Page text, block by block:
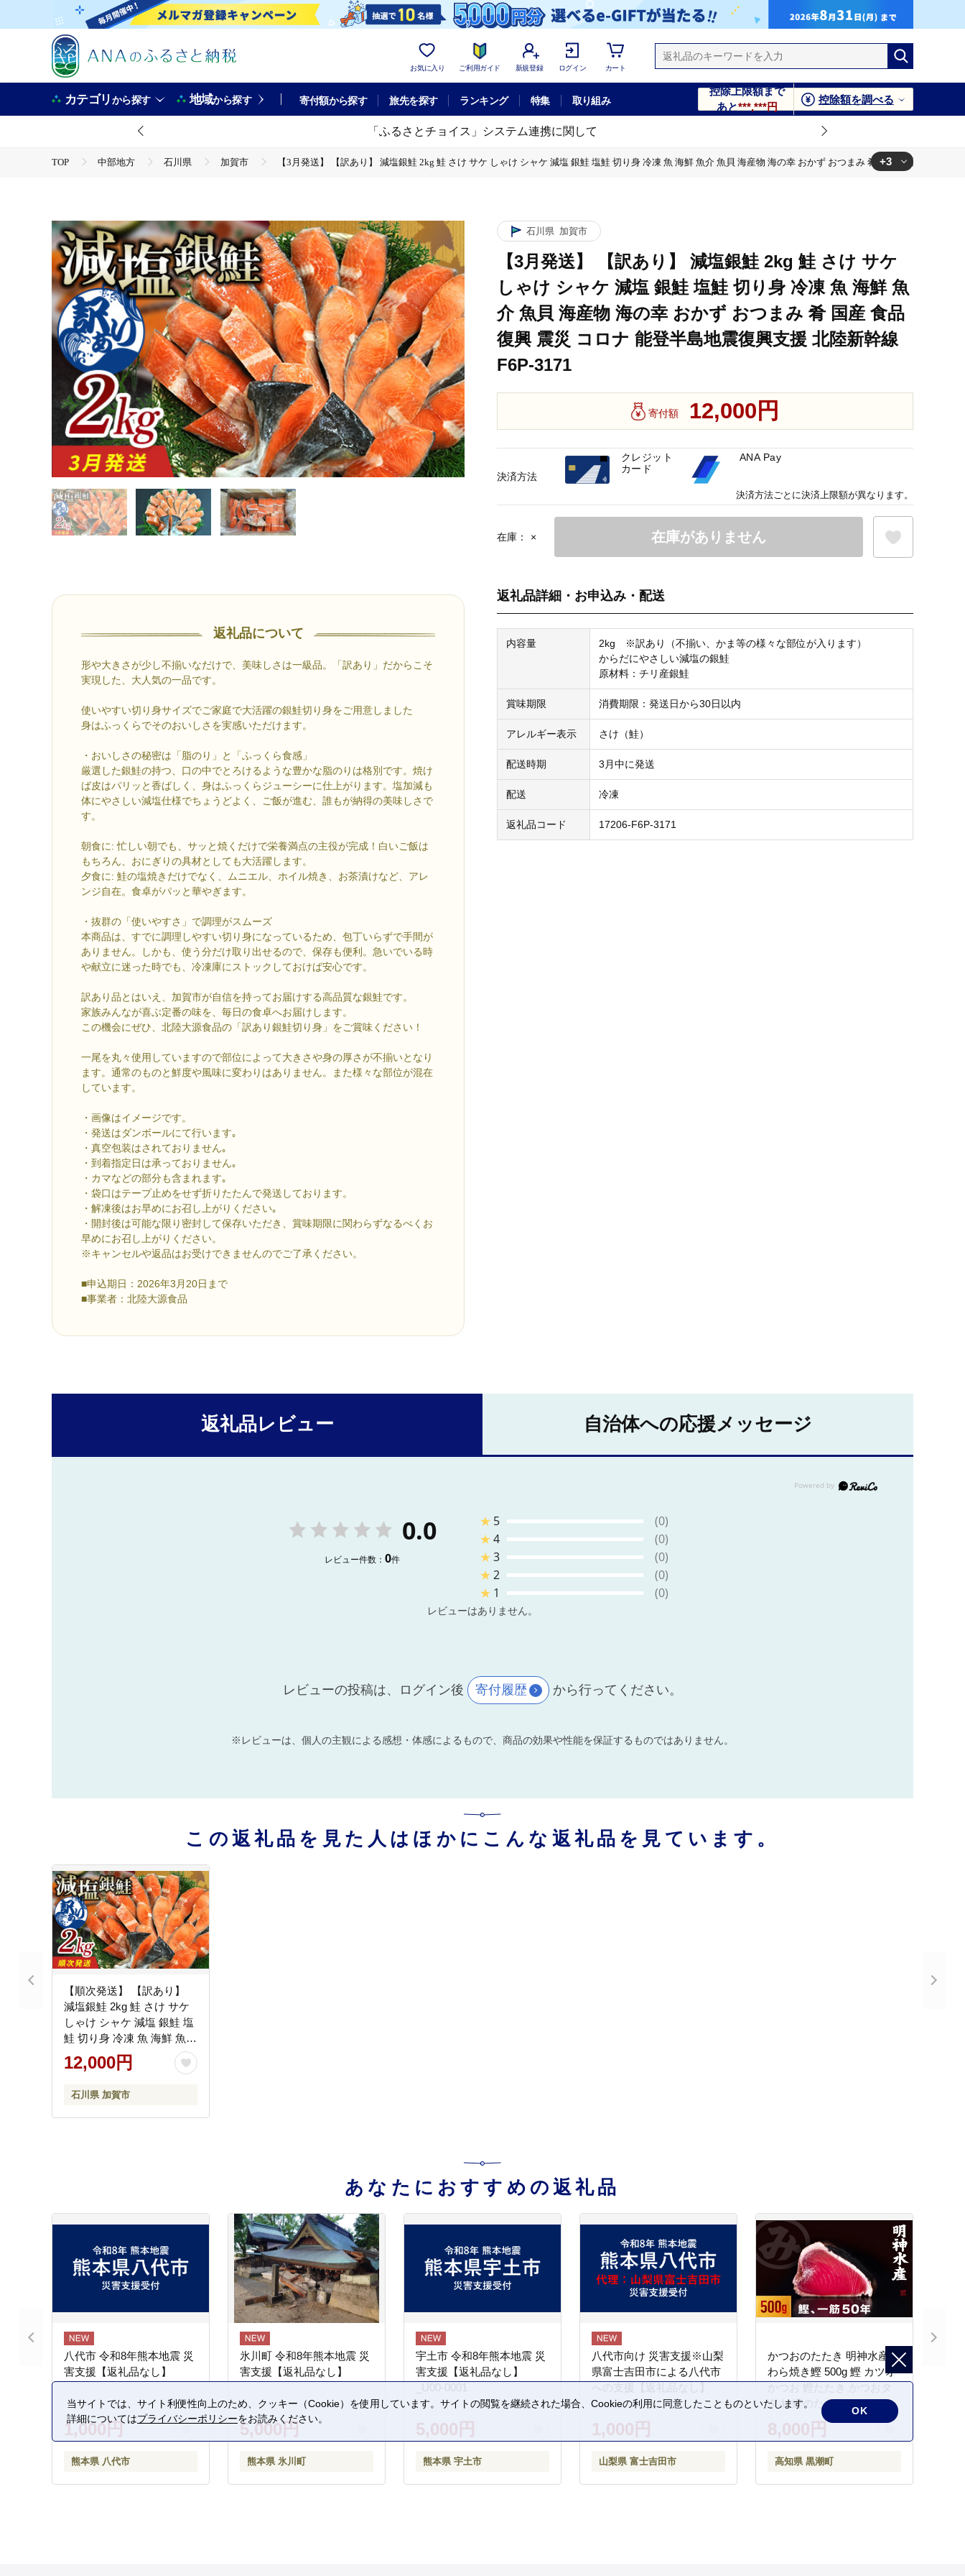
お気に入り ご利用ガイド 新規登録 ログイン カート
カテゴリから探す 地域から探す 寄付額から探す 旅先を探す ランキング 特集 取り組み
控除上限額まで
あと***,***円
控除額を調べる
「ふるさとチョイス」システム連携に関して
TOP 中部地方 石川県 加賀市
【3月発送】 【訳あり】 減塩銀鮭 2kg 鮭 さけ サケ しゃけ シャケ 減塩 銀鮭 塩鮭 切り身 冷凍 魚 海鮮 魚介 魚貝 海産物 海の幸 おかず おつまみ 肴 国産 食品 復興 震
【3月発送】 【訳あり】 減塩銀鮭 2kg 鮭 さけ サケ しゃけ シャケ 減塩 銀鮭 塩鮭 切り身 冷凍 魚 海鮮 魚介 魚貝 海産物 海の幸 おかず おつまみ 肴 国産 食品 復興 震災 コロナ 能登半島地震復興支援 北陸新幹
線 F6P-3171
TOP
魚介類 鮮魚
ほかの鮮魚
【3月発送】 【訳あり】 減塩銀鮭 2kg 鮭 さけ サケ しゃけ シャケ 減塩 銀鮭 塩鮭 切り身 冷凍 魚 海鮮 魚介 魚貝 海産物 海の幸 おかず おつまみ 肴 国産 食品 復興 震災 コロナ 能登半島地震復興支援 北陸新幹
線 F6P-3171
+3
返礼品について
形や大きさが少し不揃いなだけで、美味しさは一級品。「訳あり」だからこそ
実現した、大人気の一品です。
使いやすい切り身サイズでご家庭で大活躍の銀鮭切り身をご用意しました
身はふっくらでそのおいしさを実感いただけます。
・おいしさの秘密は「脂のり」と「ふっくら食感」
厳選した銀鮭の持つ、口の中でとろけるような豊かな脂のりは格別です。焼け
ば皮はパリッと香ばしく、身はふっくらジューシーに仕上がります。塩加減も
体にやさしい減塩仕様でちょうどよく、ご飯が進む、誰もが納得の美味しさで
す。
朝食に: 忙しい朝でも、サッと焼くだけで栄養満点の主役が完成！白いご飯は
もちろん、おにぎりの具材としても大活躍します。
夕食に: 鮭の塩焼きだけでなく、ムニエル、ホイル焼き、お茶漬けなど、アレ
ンジ自在。食卓がパッと華やぎます。
・抜群の「使いやすさ」で調理がスムーズ
本商品は、すでに調理しやすい切り身になっているため、包丁いらずで手間が
ありません。しかも、使う分だけ取り出せるので、保存も便利。急いでいる時
や献立に迷った時でも、冷凍庫にストックしておけば安心です。
訳あり品とはいえ、加賀市が自信を持ってお届けする高品質な銀鮭です。
家族みんなが喜ぶ定番の味を、毎日の食卓へお届けします。
この機会にぜひ、北陸大源食品の「訳あり銀鮭切り身」をご賞味ください！
一尾を丸々使用していますので部位によって大きさや身の厚さが不揃いとなり
ます。通常のものと鮮度や風味に変わりはありません。また様々な部位が混在
しています。
・画像はイメージです。
・発送はダンボールにて行います｡
・真空包装はされておりません｡
・到着指定日は承っておりません｡
・カマなどの部分も含まれます｡
・袋口はテープ止めをせず折りたたんで発送しております。
・解凍後はお早めにお召し上がりください｡
・開封後は可能な限り密封して保存いただき、賞味期限に関わらずなるべくお
早めにお召し上がりください。
※キャンセルや返品はお受けできませんのでご了承ください。
■申込期日：2026年3月20日まで
■事業者：北陸大源食品
石川県 加賀市
【3月発送】 【訳あり】 減塩銀鮭 2kg 鮭 さけ サケ
しゃけ シャケ 減塩 銀鮭 塩鮭 切り身 冷凍 魚 海鮮 魚
介 魚貝 海産物 海の幸 おかず おつまみ 肴 国産 食品
復興 震災 コロナ 能登半島地震復興支援 北陸新幹線
F6P-3171
寄付額 12,000円
在庫： × 在庫がありません
返礼品詳細・お申込み・配送
内容量
2kg ※訳あり（不揃い、かま等の様々な部位が入ります）
からだにやさしい減塩の銀鮭
原材料：チリ産銀鮭
賞味期限 消費期限：発送日から30日以内
アレルギー表示 さけ（鮭）
配送時期 3月中に発送
配送 冷凍
返礼品コード 17206-F6P-3171
決済方法
クレジット
カード
ANA Pay
決済方法ごとに決済上限額が異なります。
返礼品レビュー 自治体への応援メッセージ
0.0
レビュー件数： 0件
★ 5
(0)
★4
(0)
★3
(0)
★2
(0)
★ 1 (0)
レビューはありません。
レビューの投稿は、ログイン後 寄付履歴 から行ってください。
※レビューは、個人の主観による感想・体感によるもので、商品の効果や性能を保証するものではありません。
この返礼品を見た人はほかにこんな返礼品を見ています。
【順次発送】 【訳あり】
減塩銀鮭 2kg 鮭 さけ サケ
しゃけ シャケ 減塩 銀鮭 塩
鮭 切り身 冷凍 魚 海鮮 魚介
魚貝 海産物 海の幸 おかず
おつまみ 肴 国産 食品 復興
復興支援 北陸新幹線 F6P-
3168
12,000円
石川県 加賀市
あなたにおすすめの返礼品
八代市 令和8年熊本地震 災
害支援【返礼品なし】
1,000円
熊本県 八代市
氷川町 令和8年熊本地震 災
害支援【返礼品なし】
5,000円
熊本県 氷川町
宇土市 令和8年熊本地震 災
害支援【返礼品なし】
_U00-0001
5,000円
熊本県 宇土市
八代市向け 災害支援※山梨
県富士吉田市による八代市
への支援【返礼品なし】
1,000円
山梨県 富士吉田市
かつおのたたき 明神水産
わら焼き鰹 500g 鰹 カツオ
かつお 鰹たたき かつおタ
タキ 鰹のたたき かつおの
タタキ 藁焼き わら焼き 魚
さかな 海鮮 刺身 お刺身 冷
ご当地 本場 高知 黒潮町 ギ
フト 贈答品 人気 返礼品 ふ
8,000円
高知県 黒潮町
当サイトでは、サイト利便性向上のため、クッキー（Cookie）を使用しています。サイトの閲覧を継続された場合、Cookieの利用に同意したことものといたします。
詳細についてはプライバシーポリシーをお読みください。
OK